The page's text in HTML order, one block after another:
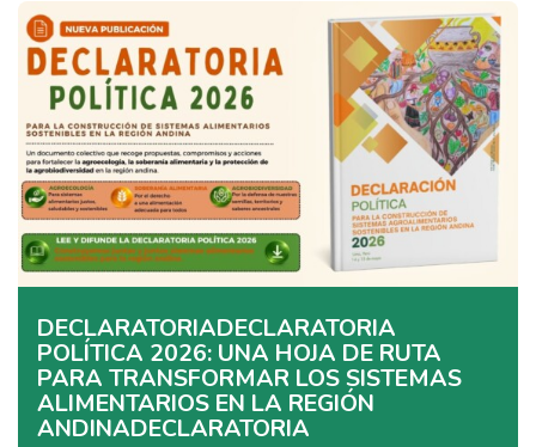
DECLARATORIADECLARATORIA
POLÍTICA 2026: UNA HOJA DE RUTA
PARA TRANSFORMAR LOS SISTEMAS
ALIMENTARIOS EN LA REGIÓN
ANDINADECLARATORIA